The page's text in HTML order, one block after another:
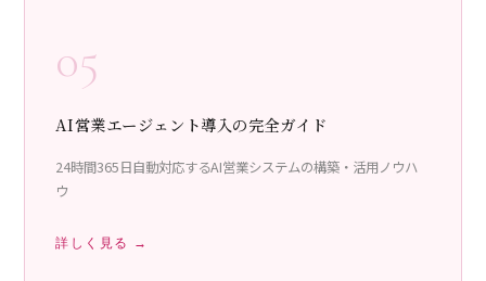
05
AI営業エージェント導入の完全ガイド
24時間365日自動対応するAI営業システムの構築・活用ノウハ
ウ
詳しく見る →